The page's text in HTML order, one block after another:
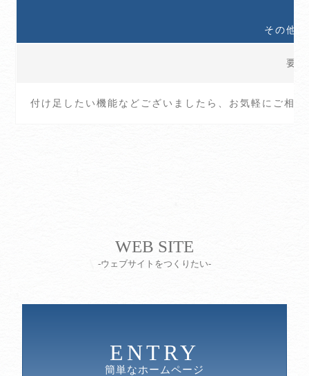
その他
要
付け足したい機能などございましたら、お気軽にご相
WEB SITE
-ウェブサイトをつくりたい-
ENTRY
簡単なホームページ